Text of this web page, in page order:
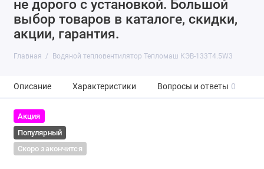
не дорого с установкой. Большой
выбор товаров в каталоге, скидки,
акции, гарантия.
Главная Водяной тепловентилятор Тепломаш КЭВ-133Т4.5W3
Описание Характеристики Вопросы и ответы 0
Акция
Популярный
Скоро закончится